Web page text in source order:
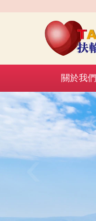
關於我們
‹